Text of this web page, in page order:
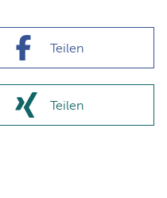
Teilen
Teilen